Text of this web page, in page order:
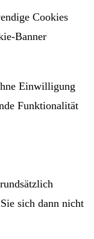
Cookies
Banner
Einwilligung
Funktionalität
sich dann nicht